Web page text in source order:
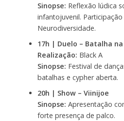
Sinopse: Reflexão lúdica
infantojuvenil.
Neurodiversidade.
17h | Duelo – Batalha na
Realização: Black A
Sinopse: Festival de
batalhas e cypher aberta.
20h | Show – Viinijoe
Sinopse: Apresentação
forte presença de palco.